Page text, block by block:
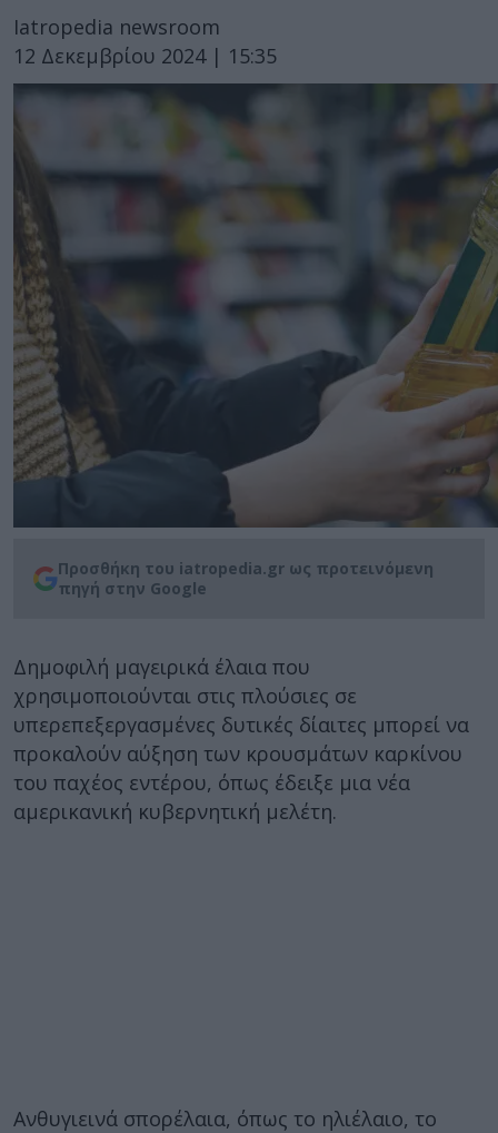
Iatropedia newsroom
12 Δεκεμβρίου 2024 | 15:35
Προσθήκη του iatropedia.gr ως προτεινόμενη
πηγή στην Google
Δημοφιλή μαγειρικά έλαια που
χρησιμοποιούνται στις πλούσιες σε
υπερεπεξεργασμένες δυτικές δίαιτες μπορεί να
προκαλούν αύξηση των κρουσμάτων καρκίνου
του παχέος εντέρου, όπως έδειξε μια νέα
αμερικανική κυβερνητική μελέτη.
Ανθυγιεινά σπορέλαια, όπως το ηλιέλαιο, το